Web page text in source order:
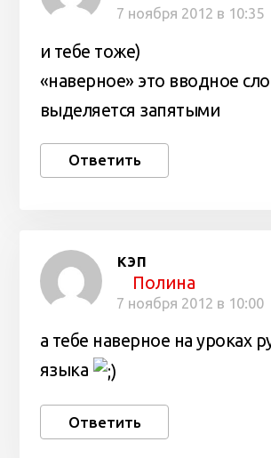
7 ноября 2012 в 10:35
и тебе тоже)
«наверное» это вводное
выделяется запятыми
Ответить
кэп
Полина
7 ноября 2012 в 10:00
а тебе наверное на уроках
языка
Ответить